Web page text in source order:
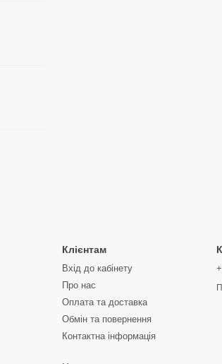
Клієнтам
Вхід до кабінету
Про нас
Оплата та доставка
Обмін та повернення
Контактна інформація